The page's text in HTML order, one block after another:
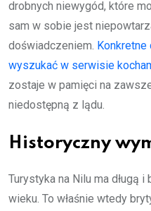
drobnych niewygód, które
sam w sobie jest
doświadczeniem.
wyszukać w serwisie
zostaje w pamięci na
niedostępną z lądu.
Historyczny
Turystyka na Nilu ma długą
wieku. To właśnie wtedy